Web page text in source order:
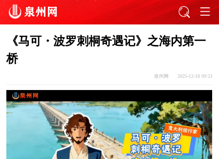
《马可・波罗刺桐奇遇记》之海内第一
桥
泉州网 2025-12-18 09:21